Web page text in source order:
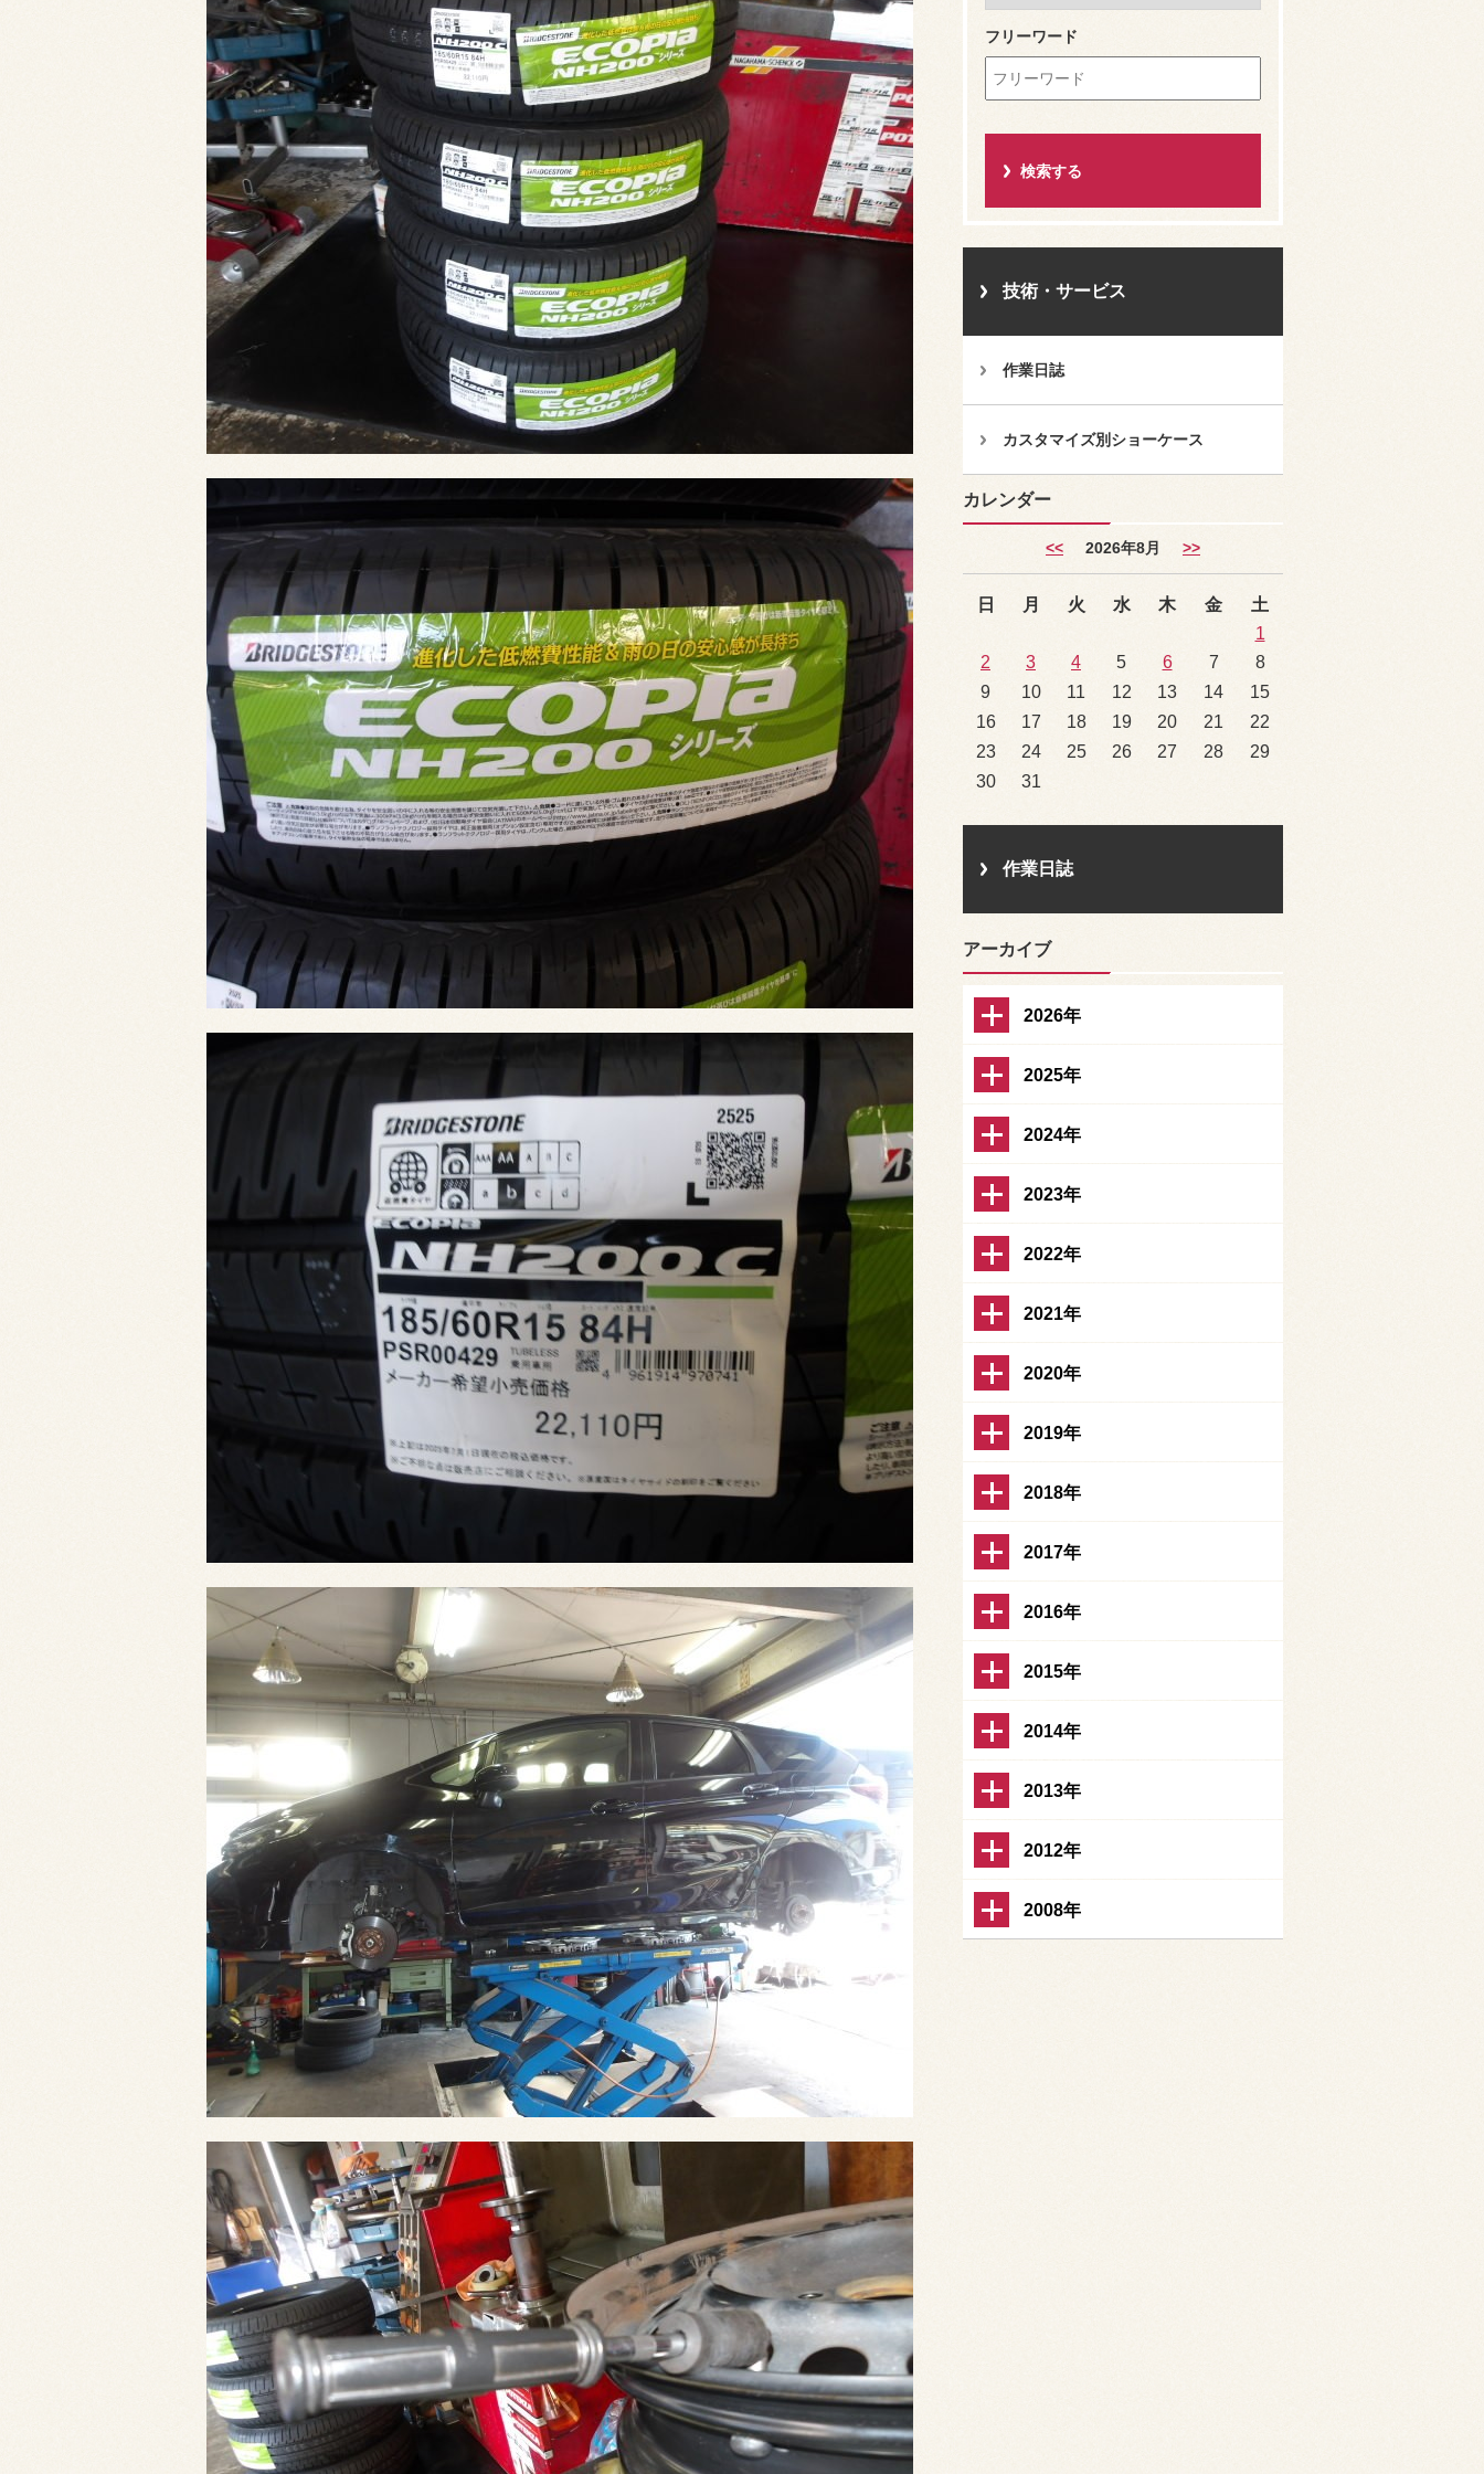
フリーワード
技術・サービス
作業日誌
カスタマイズ別ショーケース
カレンダー
<< 2026年8月 >>
日 月 火 水 木 金
土
1
2
3 4 5 6 7
8
9
10 11 12 13 14
15
16
17 18 19 20 21
22
23
24 25 26 27 28
29
30
31
作業日誌
アーカイブ
2026年
2025年
2024年
2023年
2022年
2021年
2020年
2019年
2018年
2017年
2016年
2015年
2014年
2013年
2012年
2008年